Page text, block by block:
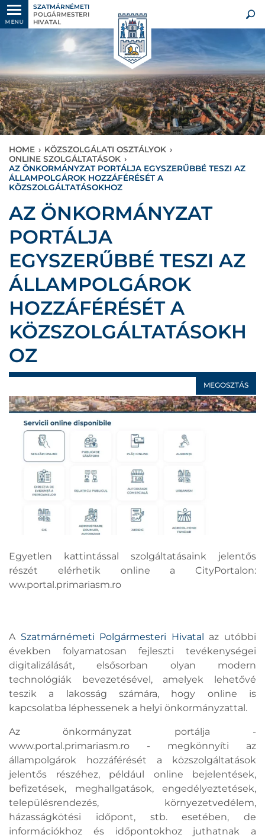
MENU
SZATMÁRNÉMETI
POLGÁRMESTERI
HIVATAL
HOME › KÖZSZOLGÁLATI OSZTÁLYOK ›
ONLINE SZOLGÁLTATÁSOK ›
AZ ÖNKORMÁNYZAT PORTÁLJA EGYSZERŰBBÉ TESZI AZ
ÁLLAMPOLGÁROK HOZZÁFÉRÉSÉT A
KÖZSZOLGÁLTATÁSOKHOZ
AZ ÖNKORMÁNYZAT
PORTÁLJA
EGYSZERŰBBÉ TESZI AZ
ÁLLAMPOLGÁROK
HOZZÁFÉRÉSÉT A
KÖZSZOLGÁLTATÁSOKH
OZ
MEGOSZTÁS
Egyetlen kattintással szolgáltatásaink jelentős
részét elérhetik online a CityPortalon:
ww.portal.primariasm.ro
A Szatmárnémeti Polgármesteri Hivatal
az utóbbi
években folyamatosan fejleszti tevékenységei
digitalizálását, elsősorban olyan modern
technológiák bevezetésével, amelyek lehetővé
teszik a lakosság számára, hogy online is
kapcsolatba léphessenek a helyi önkormányzattal.
Az önkormányzat portálja -
www.portal.primariasm.ro - megkönnyíti az
állampolgárok hozzáférését a közszolgáltatások
jelentős részéhez, például online bejelentések,
befizetések, meghallgatások, engedélyeztetések,
településrendezés, környezetvedélem,
házasságkötési időpont, stb. esetében, de
információkhoz és időpontokhoz juthatnak a